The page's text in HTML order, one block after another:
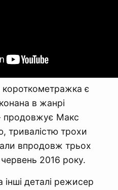
є
в жанрі
продовжує Макс
тривалістю трохи
впродовж трьох
червень 2016 року.
деталі режисер